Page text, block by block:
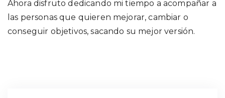
Ahora disfruto dedicando mi tiempo a acompañar a
las personas que quieren mejorar, cambiar o
conseguir objetivos, sacando su mejor versión.